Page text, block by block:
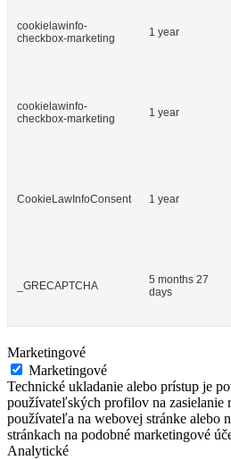
cookielawinfo-
checkbox-marketing
1 year
cookielawinfo-
checkbox-marketing
1 year
CookieLawInfoConsent 1 year
_GRECAPTCHA
5 months 27
days
Marketingové
Marketingové
Technické ukladanie alebo prístup je
používateľských profilov na zasielanie
používateľa na webovej stránke alebo
stránkach na podobné marketingové
Analytické